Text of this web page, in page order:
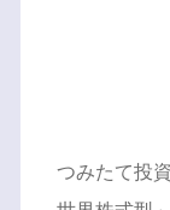
つみたて投